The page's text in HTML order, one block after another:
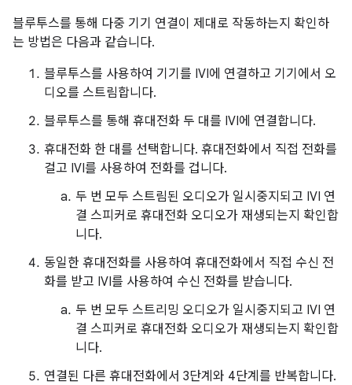
블루투스를 통해 다중 기기 연결이 제대로 작동하는지 확인하
는 방법은 다음과 같습니다.
블루투스를 사용하여 기기를 IVI에 연결하고 기기에서 오
디오를 스트림합니다.
블루투스를 통해 휴대전화 두 대를 IVI에 연결합니다.
휴대전화 한 대를 선택합니다. 휴대전화에서 직접 전화를
걸고 IVI를 사용하여 전화를 겁니다.
두 번 모두 스트림된 오디오가 일시중지되고 IVI 연
결 스피커로 휴대전화 오디오가 재생되는지 확인합
니다.
동일한 휴대전화를 사용하여 휴대전화에서 직접 수신 전
화를 받고 IVI를 사용하여 수신 전화를 받습니다.
두 번 모두 스트리밍 오디오가 일시중지되고 IVI 연
결 스피커로 휴대전화 오디오가 재생되는지 확인합
니다.
연결된 다른 휴대전화에서 3단계와 4단계를 반복합니다.